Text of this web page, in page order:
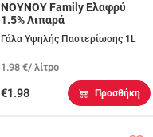
ΝΟΥΝΟΥ Family Ελαφρύ
1.5% Λιπαρά
Γάλα Υψηλής Παστερίωσης 1L
1.98 €/ λίτρο
€1.98 Προσθήκη